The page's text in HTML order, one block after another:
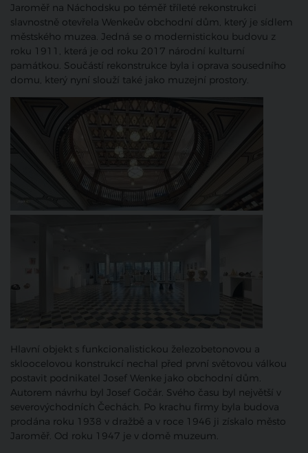
Jaroměř na Náchodsku po téměř tříleté rekonstrukci
slavnostně otevřela Wenkeův obchodní dům, který je sídlem
městského muzea. Jedná se o modernistickou budovu z
roku 1911, která je od roku 2017 národní kulturní
památkou. Součástí rekonstrukce byla i oprava sousedního
domu, který nyní slouží také jako muzejní prostory.
Hlavní objekt s funkcionalistickou železobetonovou a
skloocelovou konstrukcí nechal před první světovou válkou
postavit podnikatel Josef Wenke jako obchodní dům.
Autorem návrhu byl Josef Gočár. Svého času byl největší v
severovýchodních Čechách. Po krachu firmy byla budova
prodána roku 1938 v dražbě a v roce 1946 ji získalo město
Jaroměř. Od roku 1947 je v domě muzeum.